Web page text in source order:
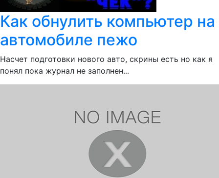
Как обнулить компьютер на
автомобиле пежо
Насчет подготовки нового авто, скрины есть но как я
понял пока журнал не заполнен...